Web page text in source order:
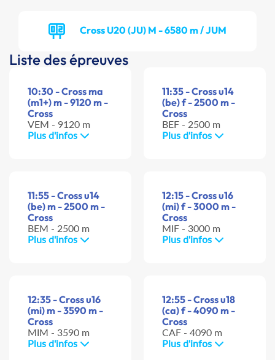
Cross U20 (JU) M - 6580 m / JUM
Liste des épreuves
10:30 - Cross ma
(m1+) m - 9120 m -
Cross
VEM - 9120 m
Plus d'infos
11:35 - Cross u14
(be) f - 2500 m -
Cross
BEF - 2500 m
Plus d'infos
11:55 - Cross u14
(be) m - 2500 m -
Cross
BEM - 2500 m
Plus d'infos
12:15 - Cross u16
(mi) f - 3000 m -
Cross
MIF - 3000 m
Plus d'infos
12:35 - Cross u16
(mi) m - 3590 m -
Cross
MIM - 3590 m
Plus d'infos
12:55 - Cross u18
(ca) f - 4090 m -
Cross
CAF - 4090 m
Plus d'infos